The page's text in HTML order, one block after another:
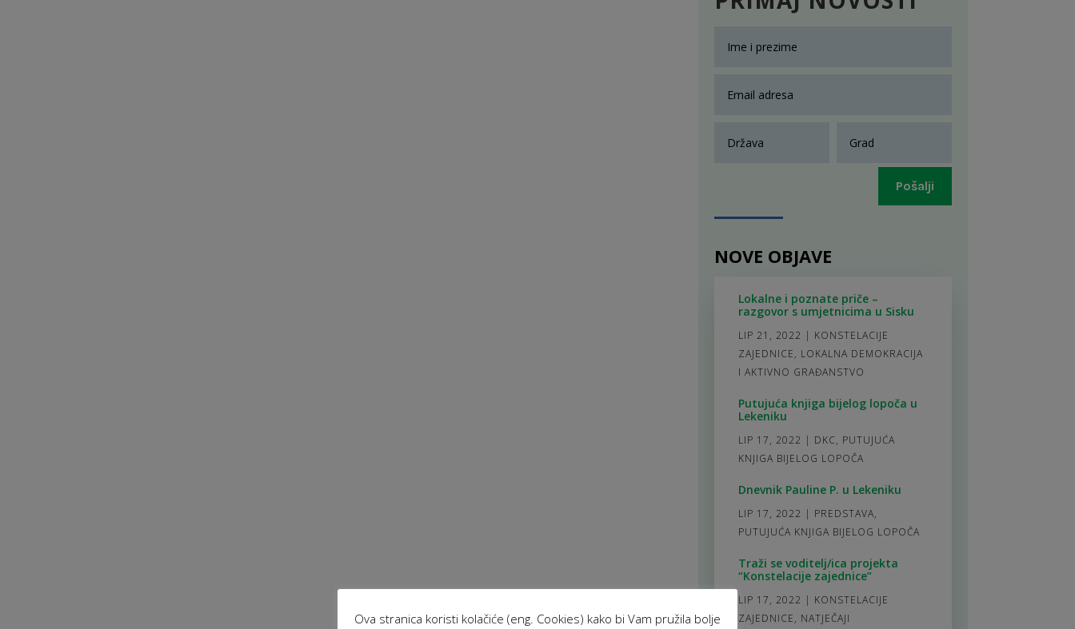
Pošalji
NOVE OBJAVE
Lokalne i poznate priče –
razgovor s umjetnicima u Sisku
LIP 21, 2022 | KONSTELACIJE
ZAJEDNICE, LOKALNA DEMOKRACIJA
I AKTIVNO GRAĐANSTVO
Putujuća knjiga bijelog lopoča u
Lekeniku
LIP 17, 2022 | DKC, PUTUJUĆA
KNJIGA BIJELOG LOPOČA
Dnevnik Pauline P. u Lekeniku
LIP 17, 2022 | PREDSTAVA,
PUTUJUĆA KNJIGA BIJELOG LOPOČA
Traži se voditelj/ica projekta
“Konstelacije zajednice”
LIP 17, 2022 | KONSTELACIJE
ZAJEDNICE, NATJEČAJI
Ova stranica koristi kolačiće (eng. Cookies) kako bi Vam pružila bolje